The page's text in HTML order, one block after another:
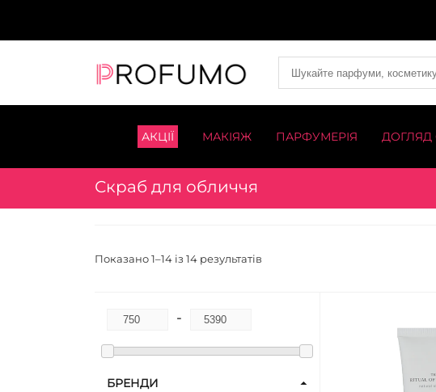
АКЦІЇ МАКІЯЖ ПАРФУМЕРІЯ ДОГЛЯД
Скраб для обличчя
Показано 1–14 із 14 результатів
-
БРЕНДИ